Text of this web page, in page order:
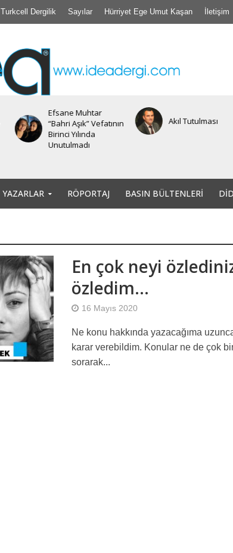
Turkcell Dergilik Sayılar Hürriyet Ege Umut Kaşan İletişim
Efsane Muhtar
“Bahri Aşık” Vefatının
Birinci Yılında
Unutulmadı
Akıl Tutulması
YAZARLAR RÖPORTAJ BASIN BÜLTENLERI
En çok neyi
özledim…
16 Mayıs 2020
Ne konu hakkında yazacağıma
karar verebildim. Konular ne de çok
sorarak...